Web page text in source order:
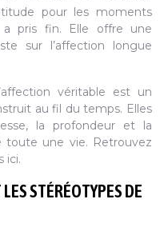
pour les moments
pris fin. Elle offre une
sur l’affection longue
véritable est un
au fil du temps. Elles
la profondeur et la
toute une vie. Retrouvez
ici.
STÉRÉOTYPES DE